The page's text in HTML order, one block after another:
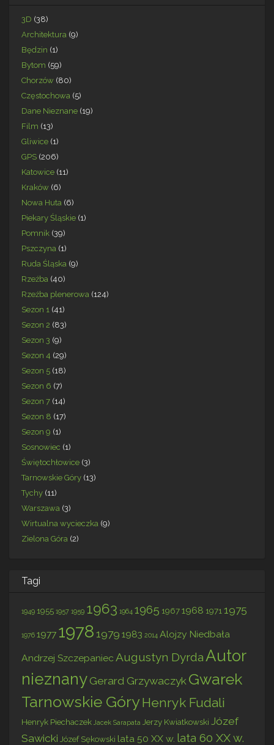
3D (38)
Architektura (9)
Będzin (1)
Bytom (59)
Chorzów (80)
Częstochowa (5)
Dane Nieznane (19)
Film (13)
Gliwice (1)
GPS (206)
Katowice (11)
Kraków (6)
Nowa Huta (6)
Piekary Śląskie (1)
Pomnik (39)
Pszczyna (1)
Ruda Śląska (9)
Rzeźba (40)
Rzeźba plenerowa (124)
Sezon 1 (41)
Sezon 2 (83)
Sezon 3 (9)
Sezon 4 (29)
Sezon 5 (18)
Sezon 6 (7)
Sezon 7 (14)
Sezon 8 (17)
Sezon 9 (1)
Sosnowiec (1)
Świętochłowice (3)
Tarnowskie Góry (13)
Tychy (11)
Warszawa (3)
Wirtualna wycieczka (9)
Zielona Góra (2)
Tagi
1949 1955 1957 1959 1963 1964 1965 19671968 1971 1975
1976 1977 1978 1979 1983 2014 Alojzy Niedbała
Andrzej Szczepaniec Augustyn DyrdaAutor
nieznany Gerard Grzywaczyk Gwarek
Tarnowskie GóryHenryk Fudali
Henryk Piechaczek Jacek Sarapata Jerzy Kwiatkowski Józef
Sawicki Józef Sękowski lata 50 XX w. lata 60 XX w.